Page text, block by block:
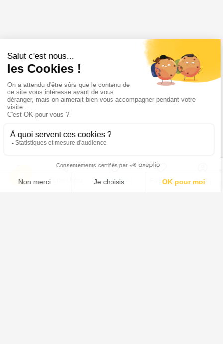
Menu Tupechou Tuchassou Favoris Profil
Ils parlent de nous